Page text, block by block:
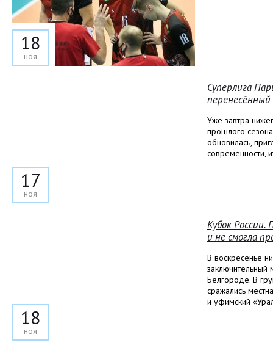
18
ноя
17
ноя
Суперлига
перенесённый
Уже завтра
прошлого
обновилась,
современности,
18
ноя
Кубок России.
и не смогла
В воскресенье
заключительный
Белгороде. В
сражались
и уфимский